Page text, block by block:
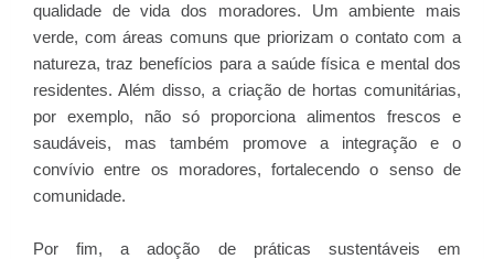
qualidade de vida dos moradores. Um ambiente mais
verde, com áreas comuns que priorizam o contato com a
natureza, traz benefícios para a saúde física e mental dos
residentes. Além disso, a criação de hortas comunitárias,
por exemplo, não só proporciona alimentos frescos e
saudáveis, mas também promove a integração e o
convívio entre os moradores, fortalecendo o senso de
comunidade.
Por fim, a adoção de práticas sustentáveis em